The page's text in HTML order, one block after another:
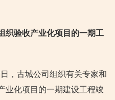
织验收产业化项目的一期工
，古城公司组织有关专家和
业化项目的一期建设工程竣